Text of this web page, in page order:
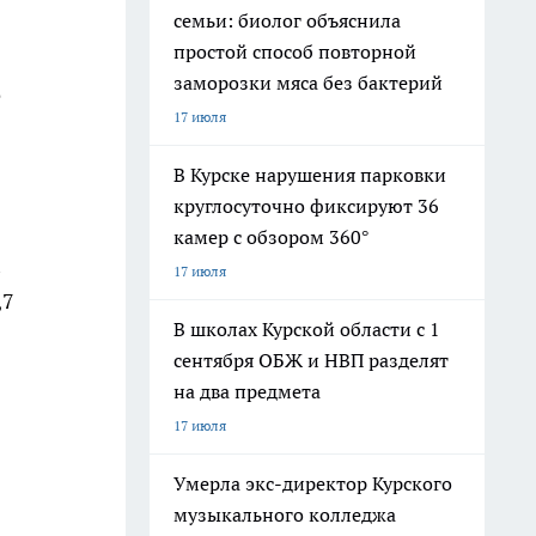
семьи: биолог объяснила
простой способ повторной
заморозки мяса без бактерий
17 июля
В Курске нарушения парковки
круглосуточно фиксируют 36
камер с обзором 360°
17 июля
В школах Курской области с 1
сентября ОБЖ и НВП разделят
на два предмета
17 июля
Умерла экс-директор Курского
музыкального колледжа